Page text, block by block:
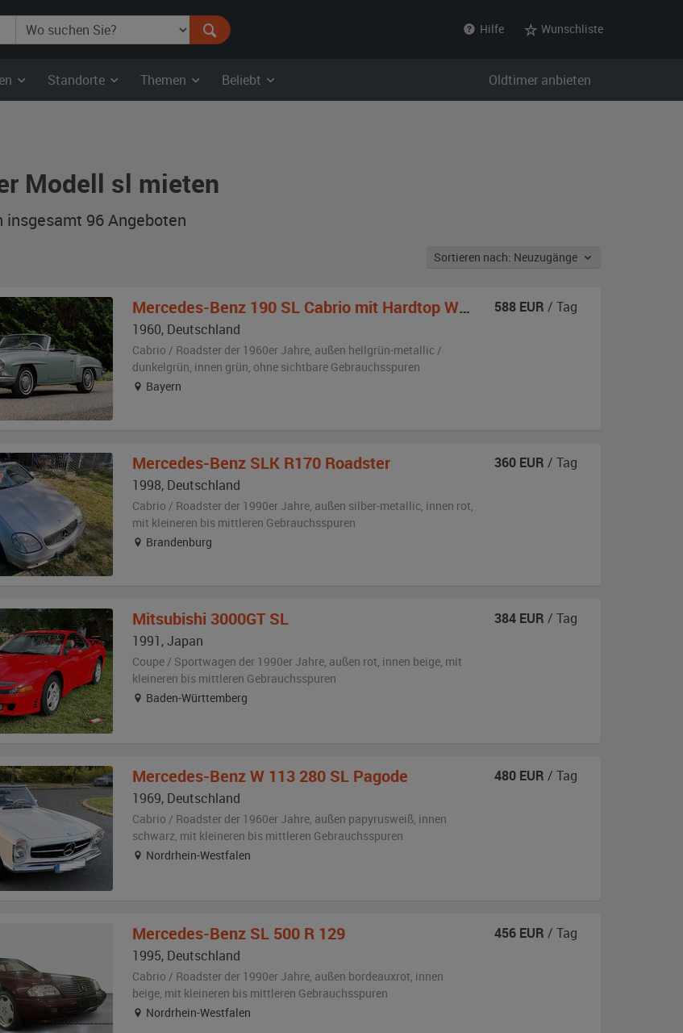
Hilfe Wunschliste
Standorte Themen Beliebt Oldtimer anbieten
Modell sl mieten
insgesamt 96Angeboten
Sortieren nach: Neuzugänge
Mercedes-Benz 190 SL Cabrio mit Hardtop W121 B II
1960, Deutschland
Cabrio / Roadster der 1960er Jahre, außen hellgrün-metallic /
dunkelgrün, innen grün, ohne sichtbare Gebrauchsspuren
Bayern
588 EUR / Tag
Mercedes-Benz SLK R170 Roadster
1998, Deutschland
Cabrio / Roadster der 1990er Jahre, außen silber-metallic, innen rot,
mit kleineren bis mittleren Gebrauchsspuren
Brandenburg
360 EUR / Tag
Mitsubishi 3000GT SL
1991,Japan
Coupe / Sportwagen der 1990er Jahre, außen rot, innen beige, mit
kleineren bis mittleren Gebrauchsspuren
Baden-Württemberg
384 EUR / Tag
Mercedes-Benz W 113 280 SL Pagode
1969, Deutschland
Cabrio / Roadster der 1960er Jahre, außen papyrusweiß, innen
schwarz, mit kleineren bis mittleren Gebrauchsspuren
Nordrhein-Westfalen
480 EUR / Tag
Mercedes-Benz SL 500 R 129
1995, Deutschland
Cabrio / Roadster der 1990er Jahre, außen bordeauxrot, innen
beige, mit kleineren bis mittleren Gebrauchsspuren
Nordrhein-Westfalen
456 EUR / Tag